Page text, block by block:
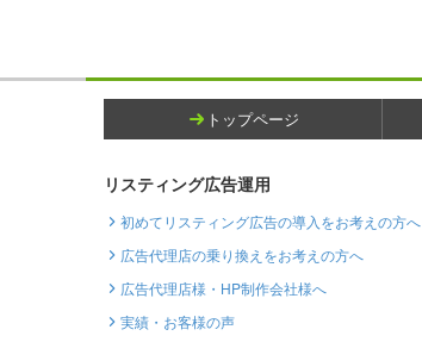
トップページ
リスティング広告運用
初めてリスティング広告の導入をお考えの方へ
広告代理店の乗り換えをお考えの方へ
広告代理店様・HP制作会社様へ
実績・お客様の声